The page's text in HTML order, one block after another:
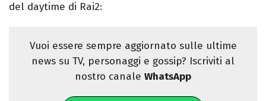
del daytime di Rai2:
Vuoi essere sempre aggiornato sulle ultime
news su TV, personaggi e gossip? Iscriviti al
nostro canale WhatsApp